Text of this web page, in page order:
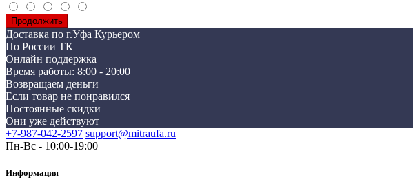
Продолжить
Доставка по г.Уфа Курьером
По России ТК
Онлайн поддержка
Время работы: 8:00 - 20:00
Возвращаем деньги
Если товар не понравился
Постоянные скидки
Они уже действуют
+7-987-042-2597 support@mitraufa.ru
Пн-Вс - 10:00-19:00
Информация